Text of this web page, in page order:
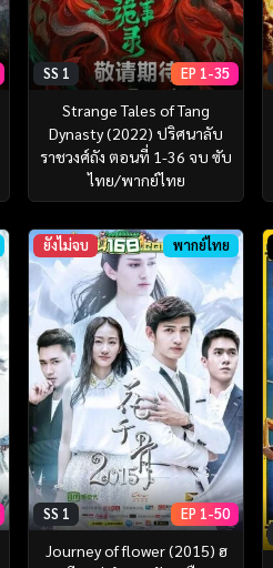
SS 1 EP 1-35
Strange Tales of Tang
Dynasty (2022) ปริศนาลับ
ราชวงศ์ถัง ตอนที่ 1-36 จบ ซับ
ไทย/พากย์ไทย
ยังไม่จบ พากย์ไทย
SS 1 EP 1-50
Journey of flower (2015) ฮ